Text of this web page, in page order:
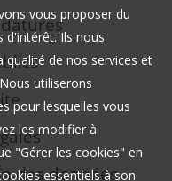
des données
vous proposer du
d'intérêt. Ils nous
de nos services et
utiliserons
pour lesquelles vous
les modifier à
"Gérer les cookies" en
essentiels à son